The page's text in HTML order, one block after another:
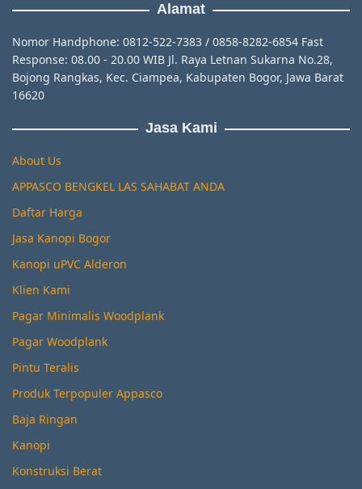
Alamat
Nomor Handphone: 0812-522-7383 / 0858-8282-6854 Fast
Response: 08.00 - 20.00 WIB Jl. Raya Letnan Sukarna No.28,
Bojong Rangkas, Kec. Ciampea, Kabupaten Bogor, Jawa Barat
16620
Jasa Kami
About Us
APPASCO BENGKEL LAS SAHABAT ANDA
Daftar Harga
Jasa Kanopi Bogor
Kanopi uPVC Alderon
Klien Kami
Pagar Minimalis Woodplank
Pagar Woodplank
Pintu Teralis
Produk Terpopuler Appasco
Baja Ringan
Kanopi
Konstruksi Berat